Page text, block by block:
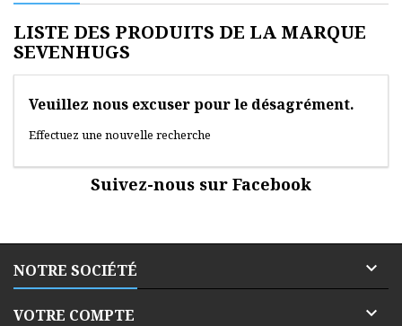
LISTE DES PRODUITS DE LA MARQUE
SEVENHUGS
Veuillez nous excuser pour le désagrément.
Effectuez une nouvelle recherche
Suivez-nous sur Facebook
NOTRE SOCIÉTÉ 
VOTRE COMPTE 